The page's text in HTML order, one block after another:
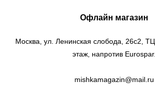
Офлайн магазин
Москва, ул. Ленинская слобода, 26c2,
этаж, напротив Eurospar.
mishkamagazin@mail.ru